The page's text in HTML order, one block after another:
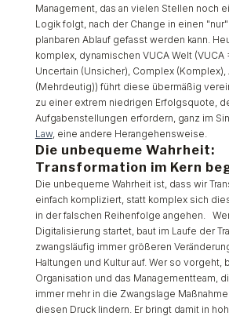
Management, das an vielen Stellen noch
Logik folgt, nach der Change in einen
planbaren Ablauf gefasst werden kann.
komplex, dynamischen VUCA Welt (VUCA
Uncertain (Unsicher), Complex
(Mehrdeutig)) führt diese übermäßig
zu einer extrem niedrigen Erfolgsquote,
Aufgabenstellungen erfordern, ganz im
Law, eine andere Herangehensweise.
Die unbequeme Wahrheit:
Transformation im Kern
Die unbequeme Wahrheit ist, dass wir
einfach kompliziert, statt komplex sich
in der falschen Reihenfolge angehen.
Digitalisierung startet, baut im Laufe der
zwangsläufig immer größeren
Haltungen und Kultur auf. Wer so vorgeht,
Organisation und das Managementteam,
immer mehr in die Zwangslage
diesen Druck lindern. Er bringt damit in